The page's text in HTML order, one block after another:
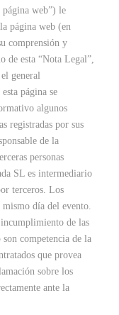
página web”) le
página web (en
comprensión y
de esta “Nota Legal”,
general
página se
algunos
registradas por sus
de la
personas
SL es intermediario
terceros. Los
día del evento.
de las
competencia de la
que provea
sobre los
ante la